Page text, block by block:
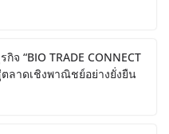
จ “BIO TRADE CONNECT
ลาดเชิงพาณิชย์อย่างยั่งยืน